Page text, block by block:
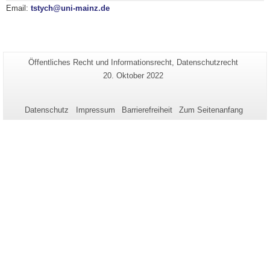
Email: tstych@uni-mainz.de
Zusätzliche
Informationen
Seite
Seiten-
Öffentliches Recht und Informationsrecht, Datenschutzrecht
Letzte
20. Oktober 2022
Datenschutz Impressum Barrierefreiheit Zum Seitenanfang